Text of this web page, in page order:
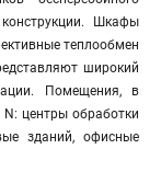
Шкафы
теплообмен
широкий
Помещения, в
центры обработки
зданий, офисные